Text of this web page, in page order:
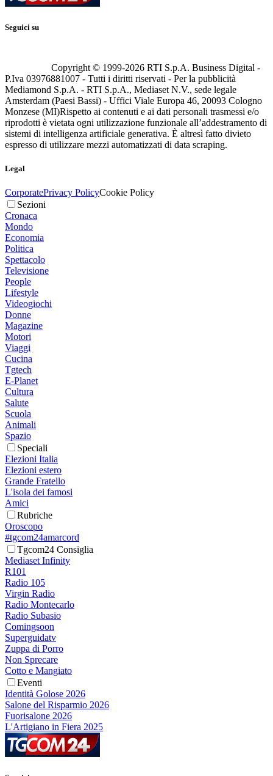
Seguici su
Copyright © 1999-2026 RTI S.p.A. Business Digital -
P.Iva 03976881007 - Tutti i diritti riservati - Per la pubblicità
Mediamond S.p.A. - RTI S.p.A., Mediaset N.V., sede legale
Amsterdam (Paesi Bassi) - Uffici Viale Europa 46, 20093 Cologno
Monzese (MI)Rispetto ai contenuti e ai dati personali trasmessi e/o
riprodotti è vietata ogni utilizzazione funzionale all’addestramento di
sistemi di intelligenza artificiale generativa. È altresì fatto divieto
espresso di utilizzare mezzi automatizzati di data scraping.
Legal
CorporatePrivacy PolicyCookie Policy
Sezioni
Cronaca
Mondo
Economia
Politica
Spettacolo
Televisione
People
Lifestyle
Videogiochi
Donne
Magazine
Motori
Viaggi
Cucina
Tgtech
E-Planet
Cultura
Salute
Scuola
Animali
Spazio
Speciali
Elezioni Italia
Elezioni estero
Grande Fratello
L'isola dei famosi
Amici
Rubriche
Oroscopo
#tgcom24amarcord
Tgcom24 Consiglia
Mediaset Infinity
R101
Radio 105
Virgin Radio
Radio Montecarlo
Radio Subasio
Comingsoon
Superguidatv
Zuppa di Porro
Non Sprecare
Cotto e Mangiato
Eventi
Identità Golose 2026
Salone del Risparmio 2026
Fuorisalone 2026
L'Artigiano in Fiera 2025